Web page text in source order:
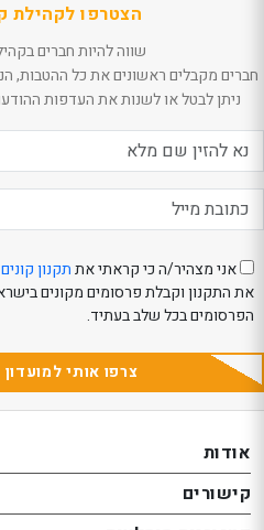
הצטרפו לקהילת
שווה להיות חברים
חברים מקבלים ראשונים את כל ההטבות,
ניתן לבטל או לשנות את העדפות
אני מצהיר/ה כי קראתי אתתקנון
את התקנון וקבלת פרסומים מקונים
הפרסומים בכל שלב בעתיד.
צרפו אותי
footer
the
footer
the
אודות
קישורים